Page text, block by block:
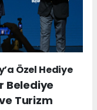
Özel Hediye
Belediye
Turizm